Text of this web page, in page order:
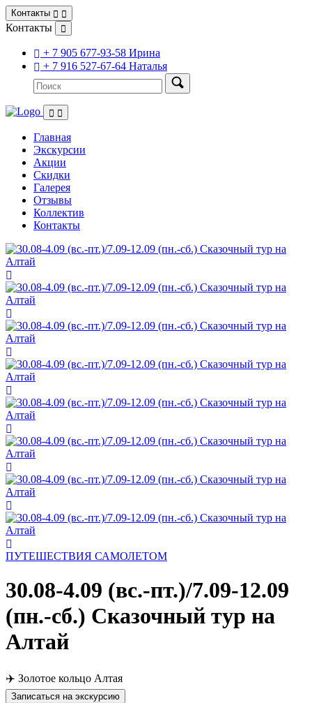
Контакты
Контакты
+ 7 905 677-93-58 Ирина
+ 7 916 527-67-64 Наталья
Главная
Экскурсии
Акции
Скидки
Галерея
Отзывы
Коллектив
Контакты
ПУТЕШЕСТВИЯ САМОЛЕТОМ
30.08-4.09 (вс.-пт.)/7.09-12.09
(пн.-сб.) Сказочный тур на
Алтай
✈️ Золотое кольцо Алтая
Записаться на экскурсию